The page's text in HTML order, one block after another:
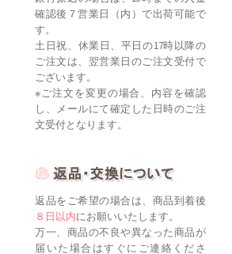
確認後７営業日（内）で出荷可能で
す。
土日祝、休業日、平日の17時以降の
ご注文は、翌営業日のご注文受付で
ございます。
※ご注文を変更の場合、内容を確認
し、メールにて確定した日時のご注
文受付となります。
返品をご希望の場合は、商品到着後
８日以内にお願いいたします。
万一、商品の不良や異なった商品が
届いた場合はすぐにご連絡くださ